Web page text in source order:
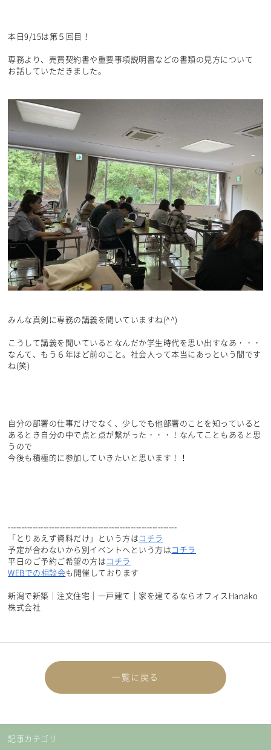
本日9/15は第５回目！
専務より、売買契約書や重要事項説明書などの書類の見方について
お話していただきました。
みんな真剣に専務の講義を聞いていますね(^^)
こうして講義を聞いているとなんだか学生時代を思い出すなあ・・・
なんて、もう６年ほど前のこと。社会人って本当にあっという間です
ね(笑)
自分の部署の仕事だけでなく、少しでも他部署のことを知っていると
あるとき自分の中で点と点が繋がった・・・！なんてこともあると思
うので
今後も積極的に参加していきたいと思います！！
--------------------------------------------------------------
「とりあえず資料だけ」という方はコチラ
予定が合わないから別イベントへという方はコチラ
平日のご予約ご希望の方はコチラ
WEBでの相談会も開催しております
新潟で新築｜注文住宅｜一戸建て｜家を建てるならオフィスHanako
株式会社
一覧に戻る
記事カテゴリ